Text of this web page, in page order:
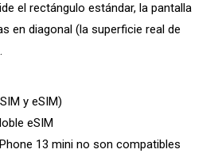
el rectángulo estándar, la pantalla
en diagonal (la superficie real de
y eSIM)
eSIM
13 mini no son compatibles